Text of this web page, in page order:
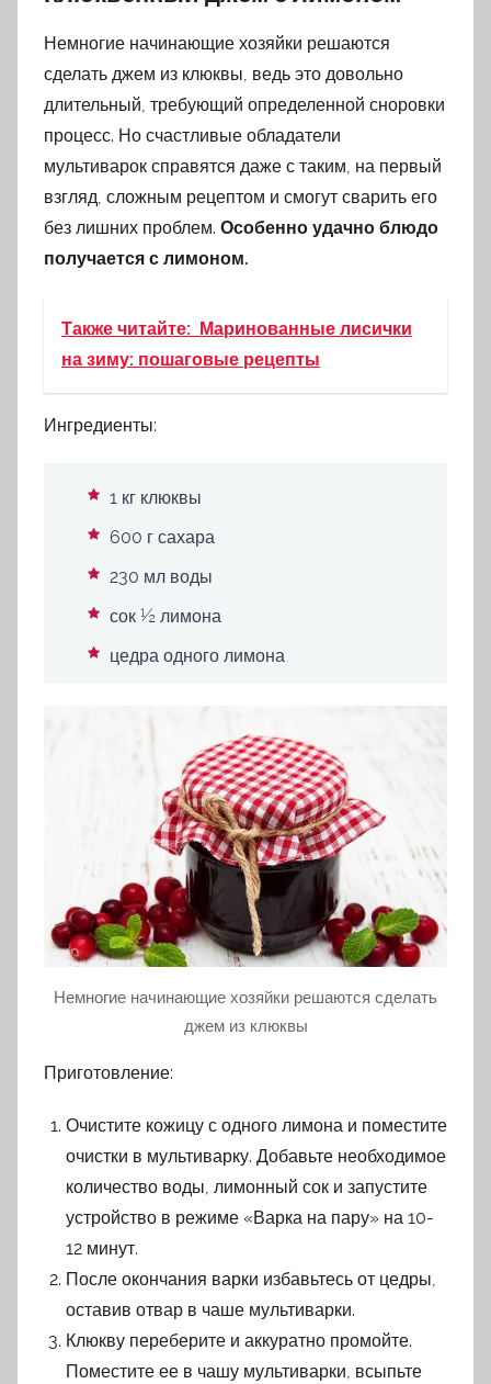
Немногие начинающие хозяйки решаются
сделать джем из клюквы, ведь это довольно
длительный, требующий определенной сноровки
процесс. Но счастливые обладатели
мультиварок справятся даже с таким, на первый
взгляд, сложным рецептом и смогут сварить его
без лишних проблем. Особенно удачно блюдо
получается с лимоном.
Также читайте: Маринованные лисички
на зиму: пошаговые рецепты
Ингредиенты:
1 кг клюквы
600 г сахара
230 мл воды
сок ½ лимона
цедра одного лимона
Немногие начинающие хозяйки решаются сделать
джем из клюквы
Приготовление:
Очистите кожицу с одного лимона и поместите
очистки в мультиварку. Добавьте необходимое
количество воды, лимонный сок и запустите
устройство в режиме «Варка на пару» на 10-
12 минут.
После окончания варки избавьтесь от цедры,
оставив отвар в чаше мультиварки.
Клюкву переберите и аккуратно промойте.
Поместите ее в чашу мультиварки, всыпьте